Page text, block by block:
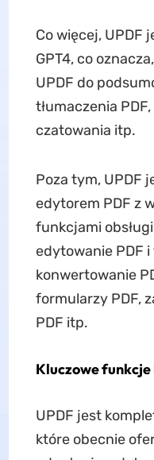
Co więcej, UPDF
GPT4, co
UPDF do
tłumaczenia
czatowania itp.
Poza tym, UPDF
edytorem PDF z
funkcjami
edytowanie PDF
konwertowanie
formularzy PDF,
PDF itp.
Kluczowe funkcje
UPDF jest
które obecnie